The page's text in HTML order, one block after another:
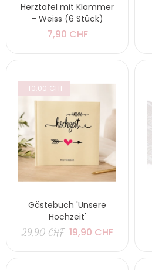
Herztafel mit Klammer
- Weiss (6 Stück)
7,90 CHF
-10,00 CHF
Gästebuch 'Unsere
Hochzeit'
29,90 CHF 19,90 CHF